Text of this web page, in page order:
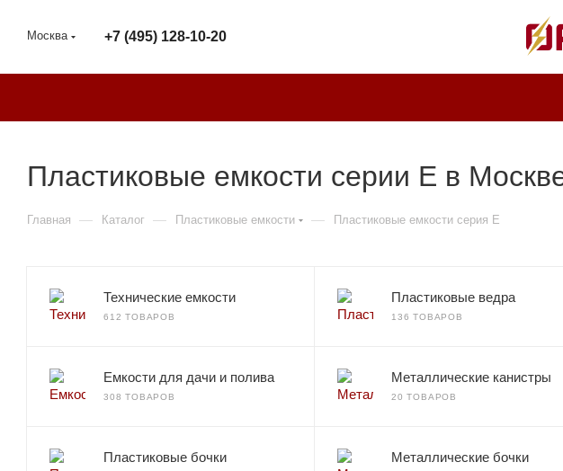
Москва +7 (495) 128-10-20
Пластиковые емкости серии E в
Главная — Каталог — Пластиковые емкости — Пластиковые емкости серия E
Технические емкости
612 ТОВАРОВ
Пластиковые ведра
136 ТОВАРОВ
Емкости для дачи и полива
308 ТОВАРОВ
Металлические канистры
20 ТОВАРОВ
Пластиковые бочки Металлические бочки